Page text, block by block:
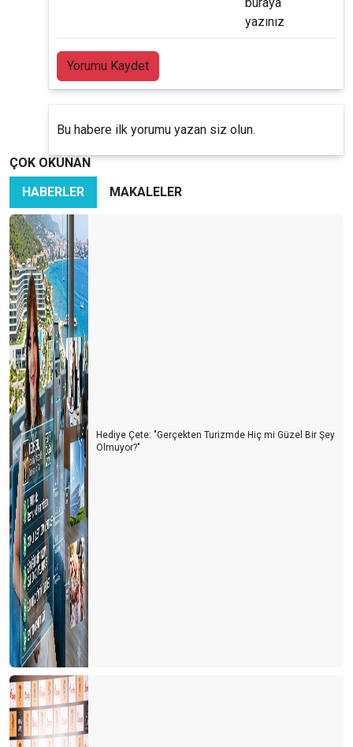
yazınız
Yorumu Kaydet
Bu habere ilk yorumu yazan siz olun.
ÇOK OKUNAN
HABERLER
MAKALELER
Hediye Çete: "Gerçekten Turizmde Hiç mi Güzel Bir Şey
Olmuyor?"